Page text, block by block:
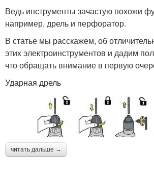
Ведь инструменты зачастую похожи
например, дрель и перфоратор.
В статье мы расскажем, об
этих электроинструментов и дадим
что обращать внимание в первую
Ударная дрель
читать дальше →